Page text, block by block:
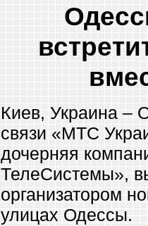
Киев, Украина –
связи «МТС
дочерняя
ТелеСистемы»,
организатором
улицах Одессы.